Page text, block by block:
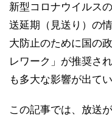
新型コロナウイルス
送延期（見送り）の
大防止のために国の
レワーク」が推奨さ
も多大な影響が出て
この記事では、放送